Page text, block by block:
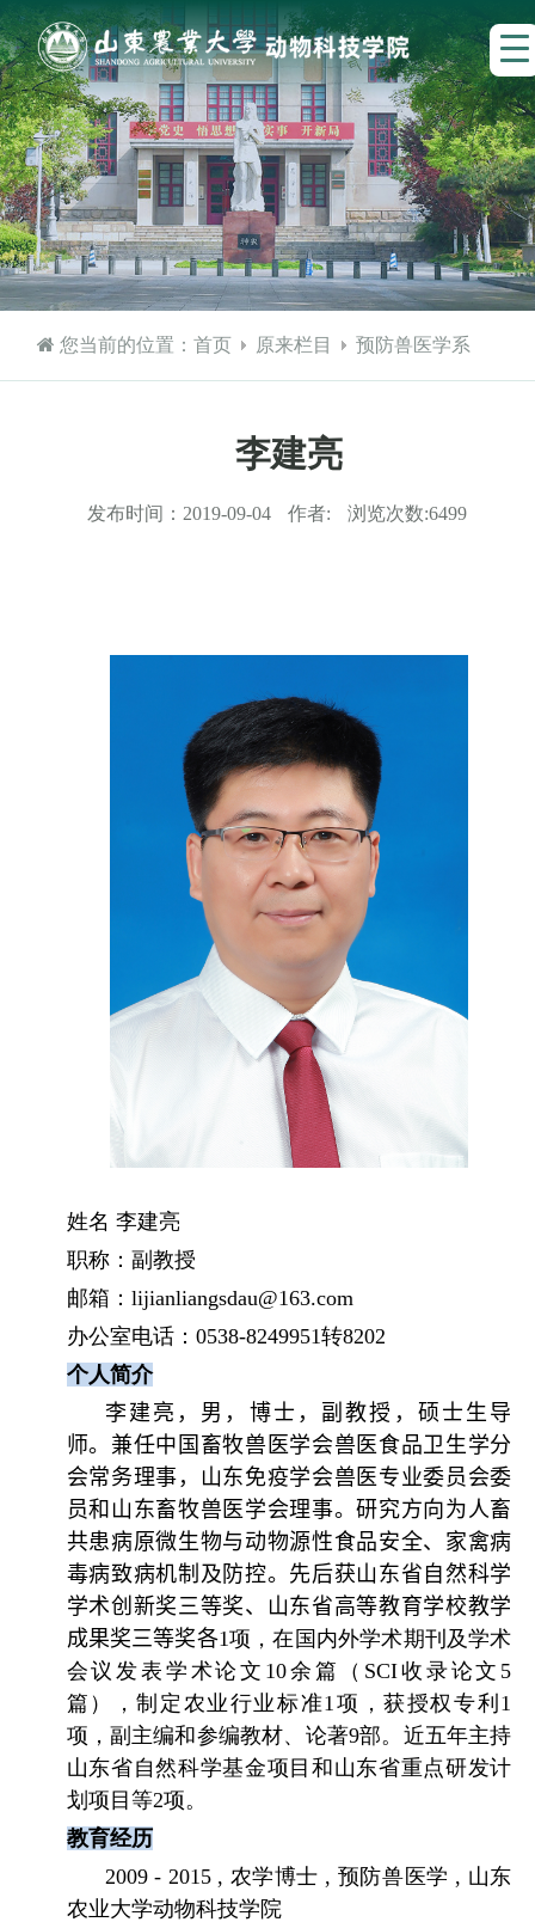
您当前的位置：首页 原来栏目 预防兽医学系
李建亮
发布时间： 2019-09-04 作者: 浏览次数:6499
姓名 李建亮
职称：副教授
邮箱： lijianliangsdau@163.com
办公室电话： 0538-8249951转8202
个人简介
李建亮，男，博士，副教授，硕士生导
师。兼任中国畜牧兽医学会兽医食品卫生学分
会常务理事，山东免疫学会兽医专业委员会委
员和山东畜牧兽医学会理事。研究方向为 人畜
共患病原微生物与动物源性食品安全、家禽病
毒病致病机制及防控。 先后获山东省自然科学
学术创新奖三等奖、山东省高等教育学校教学
成果奖三等奖各1项，在国内外学术期刊及学术
会议发表学术论文 10余篇（ SCI收录论文 5
篇），制定农业行业标准1 项，获授权专利 1
项，副主编和参编教材、论著9部。近五年主持
山东省自然科学基金项目和山东省重点研发计
划项目等2项。
教育经历
2009 - 2015 , 农学博士 , 预防兽医学 , 山东
农业大学动物科技学院